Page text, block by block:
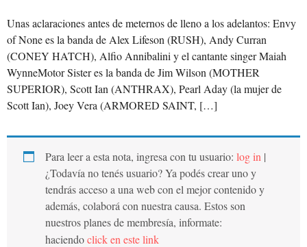
Unas aclaraciones antes de meternos de lleno a los adelantos: Envy
of None es la banda de Alex Lifeson (RUSH), Andy Curran
(CONEY HATCH), Alfio Annibalini y el cantante singer Maiah
WynneMotor Sister es la banda de Jim Wilson (MOTHER
SUPERIOR), Scott Ian (ANTHRAX), Pearl Aday (la mujer de
Scott Ian), Joey Vera (ARMORED SAINT, […]
Para leer a esta nota, ingresa con tu usuario: log in |
¿Todavía no tenés usuario? Ya podés crear uno y
tendrás acceso a una web con el mejor contenido y
además, colaborá con nuestra causa. Estos son
nuestros planes de membresía, informate:
haciendoclick en este link